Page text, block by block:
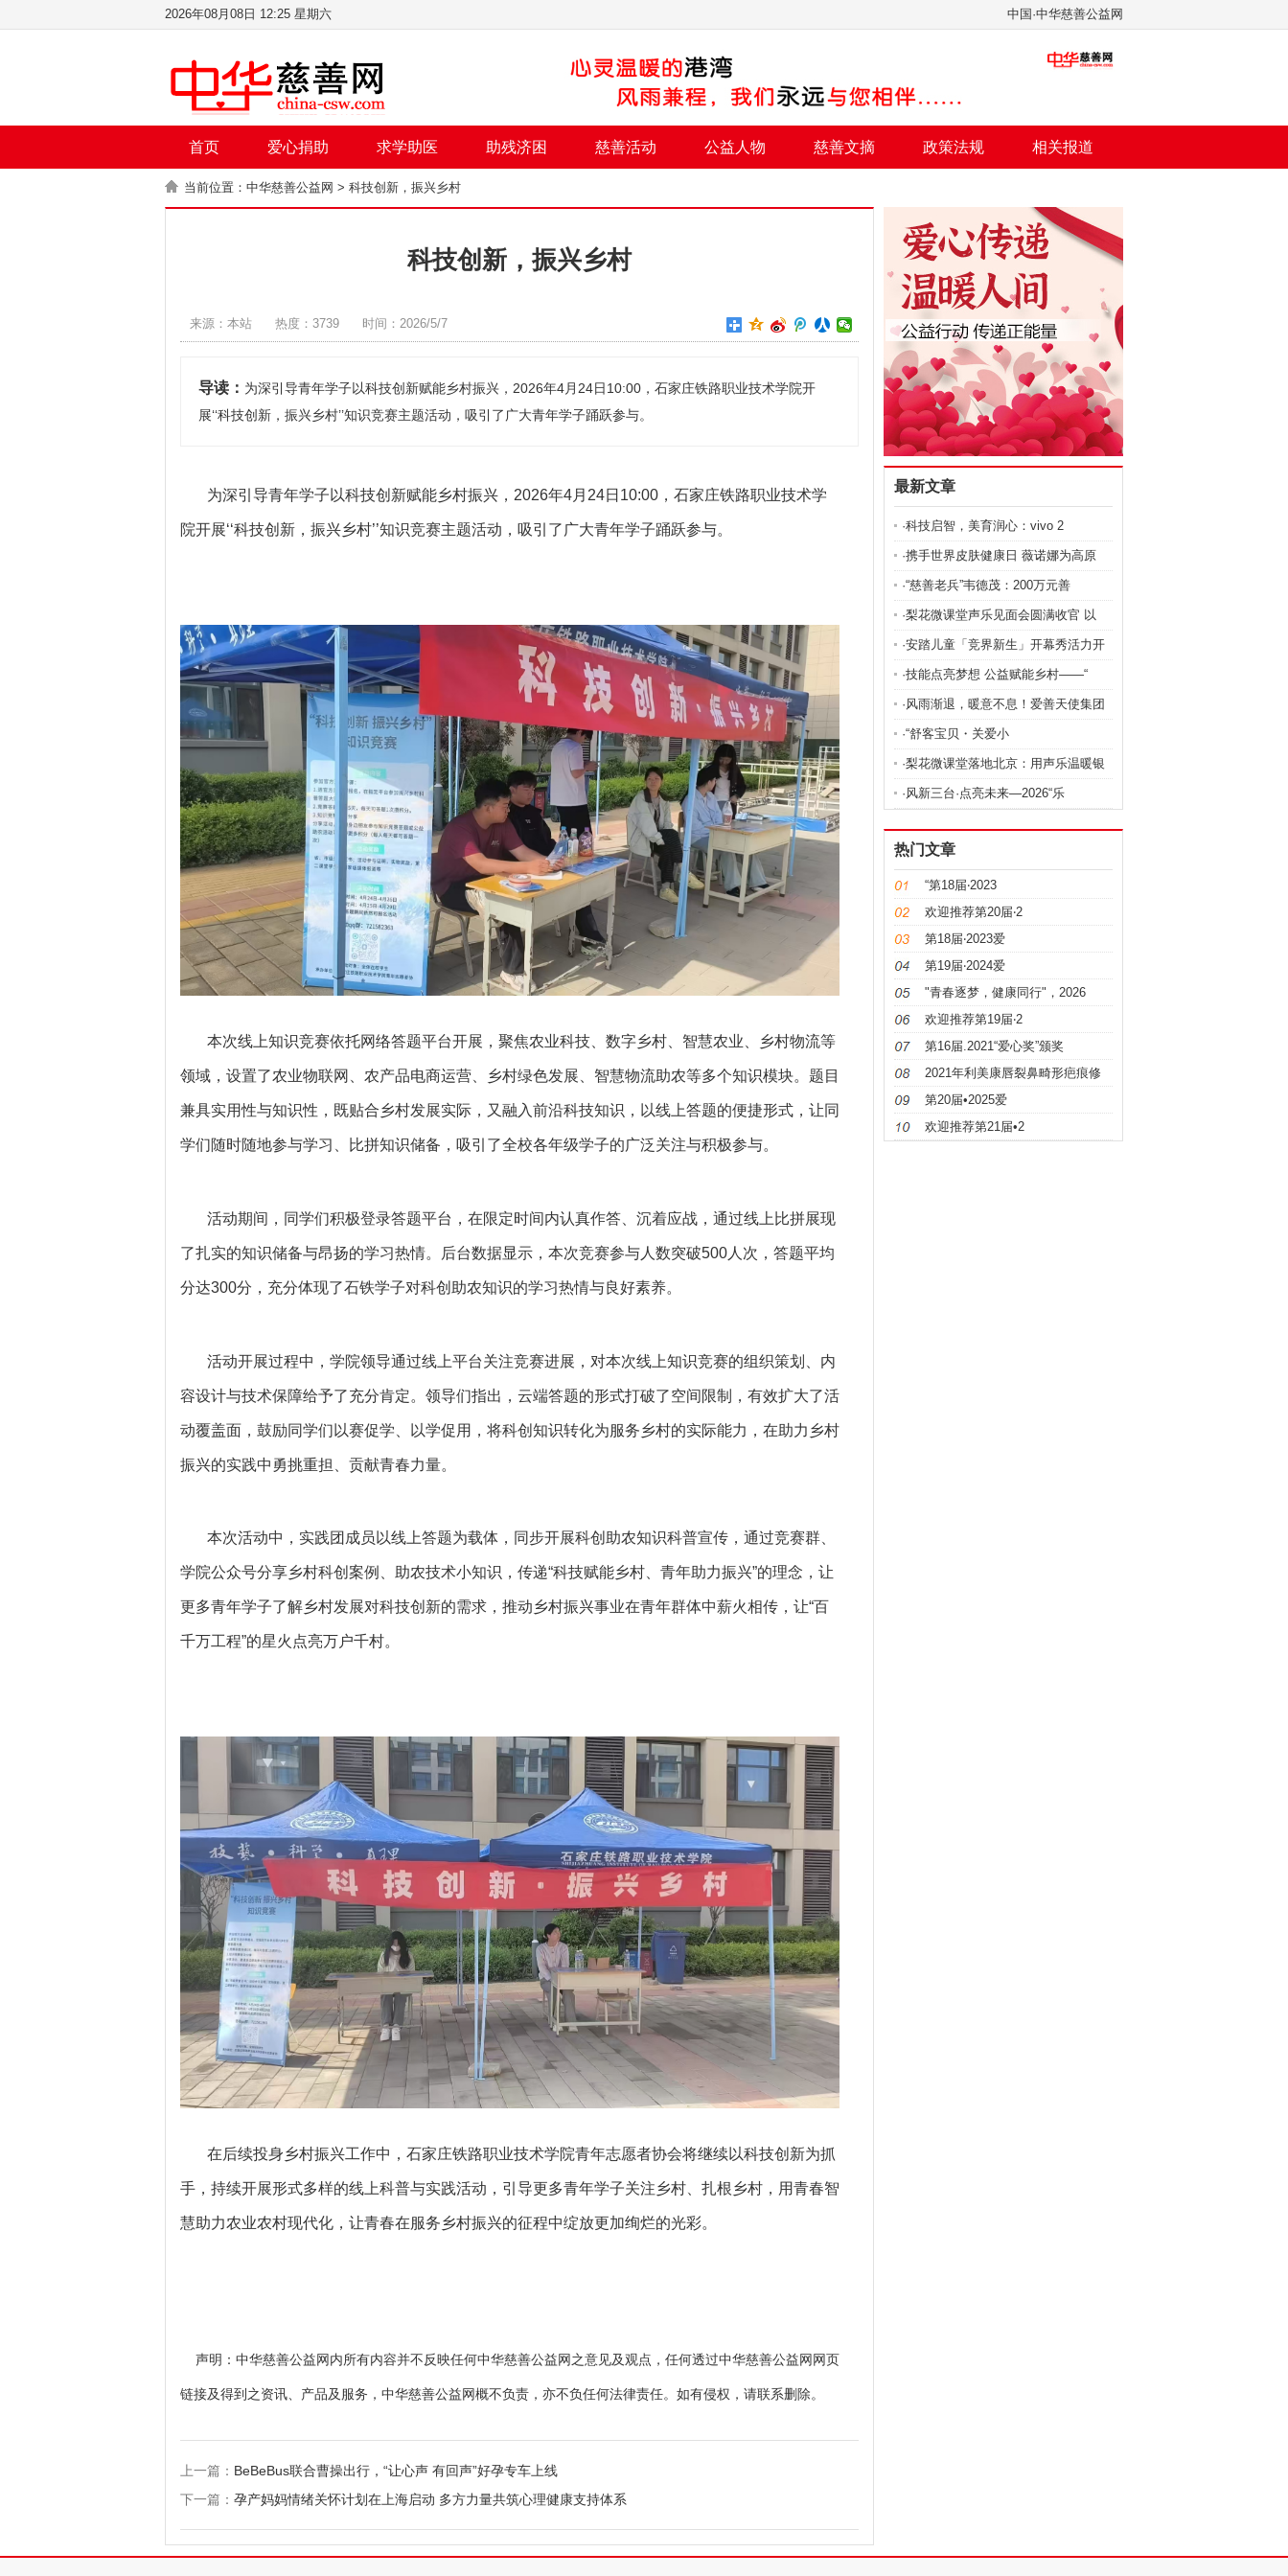
中国·中华慈善公益网
2026年08月08日 12:25 星期六
首页 爱心捐助 求学助医 助残济困 慈善活动 公益人物 慈善文摘 政策法规 相关报道
当前位置： 中华慈善公益网 > 科技创新，振兴乡村
科技创新，振兴乡村
来源：本站 热度：3739 时间：2026/5/7
导读： 为深引导青年学子以科技创新赋能乡村振兴，2026年4月24日10:00，石家庄铁路职业技术学院开
展‘‘科技创新，振兴乡村’’知识竞赛主题活动，吸引了广大青年学子踊跃参与。
为深引导青年学子以科技创新赋能乡村振兴，2026年4月24日10:00，石家庄铁路职业技术学
院开展‘‘科技创新，振兴乡村’’知识竞赛主题活动，吸引了广大青年学子踊跃参与。
本次线上知识竞赛依托网络答题平台开展，聚焦农业科技、数字乡村、智慧农业、乡村物流等
领域，设置了农业物联网、农产品电商运营、乡村绿色发展、智慧物流助农等多个知识模块。题目
兼具实用性与知识性，既贴合乡村发展实际，又融入前沿科技知识，以线上答题的便捷形式，让同
学们随时随地参与学习、比拼知识储备，吸引了全校各年级学子的广泛关注与积极参与。
活动期间，同学们积极登录答题平台，在限定时间内认真作答、沉着应战，通过线上比拼展现
了扎实的知识储备与昂扬的学习热情。后台数据显示，本次竞赛参与人数突破500人次，答题平均
分达300分，充分体现了石铁学子对科创助农知识的学习热情与良好素养。
活动开展过程中，学院领导通过线上平台关注竞赛进展，对本次线上知识竞赛的组织策划、内
容设计与技术保障给予了充分肯定。领导们指出，云端答题的形式打破了空间限制，有效扩大了活
动覆盖面，鼓励同学们以赛促学、以学促用，将科创知识转化为服务乡村的实际能力，在助力乡村
振兴的实践中勇挑重担、贡献青春力量。
本次活动中，实践团成员以线上答题为载体，同步开展科创助农知识科普宣传，通过竞赛群、
学院公众号分享乡村科创案例、助农技术小知识，传递“科技赋能乡村、青年助力振兴”的理念，让
更多青年学子了解乡村发展对科技创新的需求，推动乡村振兴事业在青年群体中薪火相传，让“百
千万工程”的星火点亮万户千村。
在后续投身乡村振兴工作中，石家庄铁路职业技术学院青年志愿者协会将继续以科技创新为抓
手，持续开展形式多样的线上科普与实践活动，引导更多青年学子关注乡村、扎根乡村，用青春智
慧助力农业农村现代化，让青春在服务乡村振兴的征程中绽放更加绚烂的光彩。
声明：中华慈善公益网内所有内容并不反映任何中华慈善公益网之意见及观点，任何透过中华慈善公益网网页
链接及得到之资讯、产品及服务，中华慈善公益网概不负责，亦不负任何法律责任。如有侵权，请联系删除。
上一篇： BeBeBus联合曹操出行，“让心声 有回声”好孕专车上线
下一篇： 孕产妈妈情绪关怀计划在上海启动 多方力量共筑心理健康支持体系
最新文章
·科技启智，美育润心：vivo 2
·携手世界皮肤健康日 薇诺娜为高原
·“慈善老兵”韦德茂：200万元善
·梨花微课堂声乐见面会圆满收官 以
·安踏儿童「竞界新生」开幕秀活力开
·技能点亮梦想 公益赋能乡村——“
·风雨渐退，暖意不息！爱善天使集团
·“舒客宝贝・关爱小
·梨花微课堂落地北京：用声乐温暖银
·风新三台·点亮未来—2026“乐
热门文章
“第18届‧2023
欢迎推荐第20届‧2
第18届‧2023爱
第19届‧2024爱
"青春逐梦，健康同行"，2026
欢迎推荐第19届‧2
第16届.2021“爱心奖”颁奖
2021年利美康唇裂鼻畸形疤痕修
第20届•2025爱
欢迎推荐第21届•2